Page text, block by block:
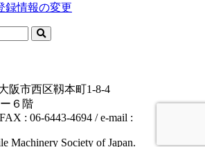
録情報の変更
阪市西区靱本町1-8-4
６階
: 06-6443-4694 / e-mail :
Machinery Society of Japan.